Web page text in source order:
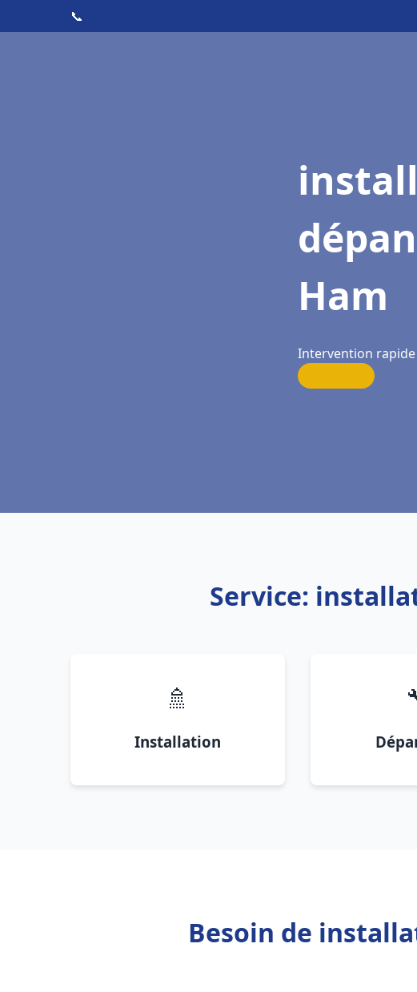
📞
Ham
Intervention rapide
Service:
🚿
Installation
Besoin de